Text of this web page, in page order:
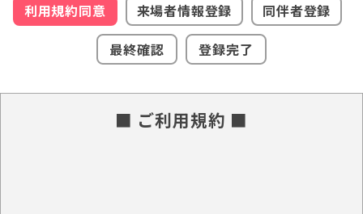
利用規約同意 来場者情報登録
同伴者登録
最終確認
登録完了
■ ご利用規約 ■